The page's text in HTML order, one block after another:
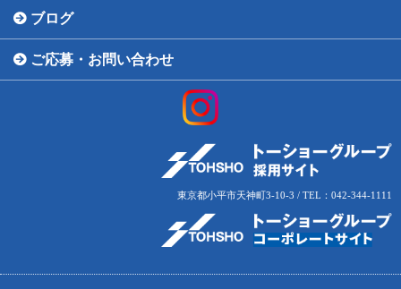
ブログ
ご応募・お問い合わせ
東京都小平市天神町3-10-3 / TEL：042-344-1111